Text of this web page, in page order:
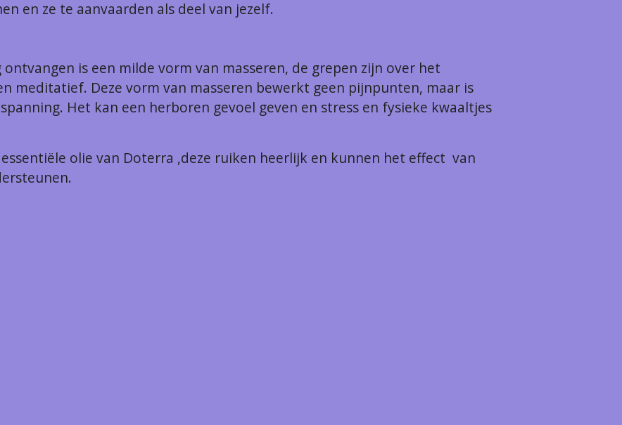
en ze te aanvaarden als deel van jezelf.
ontvangen is een milde vorm van masseren, de grepen zijn over het
meditatief. Deze vorm van masseren bewerkt geen pijnpunten, maar is
Het kan een herboren gevoel geven en stress en fysieke kwaaltjes
olie van Doterra ,deze ruiken heerlijk en kunnen het effect van